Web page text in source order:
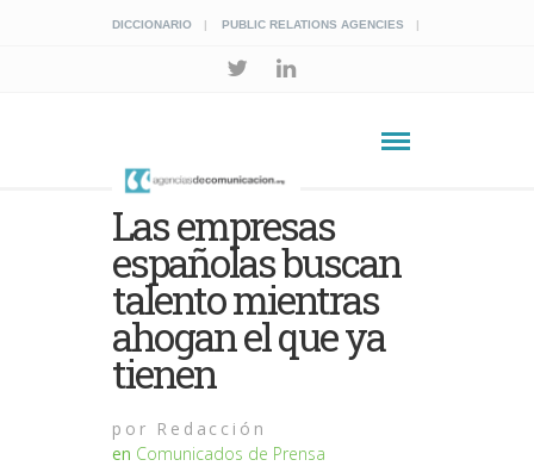
DICCIONARIO PUBLIC RELATIONS AGENCIES
Las empresas
españolas buscan
talento mientras
ahogan el que ya
tienen
por Redacción
en Comunicados de Prensa